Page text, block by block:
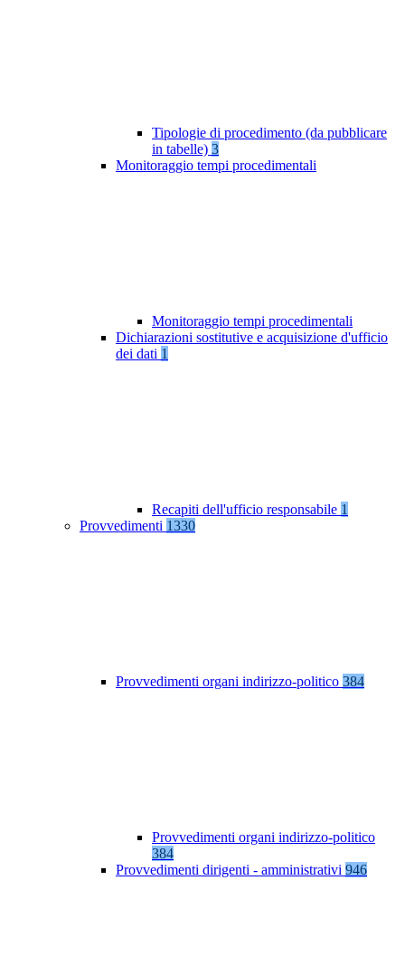
Tipologie di procedimento (da pubblicare
in tabelle) 3
Monitoraggio tempi procedimentali
Monitoraggio tempi procedimentali
Dichiarazioni sostitutive e acquisizione d'ufficio
dei dati 1
Recapiti dell'ufficio responsabile 1
Provvedimenti 1330
Provvedimenti organi indirizzo-politico 384
Provvedimenti organi indirizzo-politico
384
Provvedimenti dirigenti - amministrativi 946